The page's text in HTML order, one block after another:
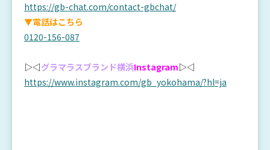
https://gb-chat.com/contact-gbchat/
▼電話はこちら
0120-156-087
▷◁グラマラスブランド横浜Instagram▷◁
https://www.instagram.com/gb_yokohama/?hl=ja